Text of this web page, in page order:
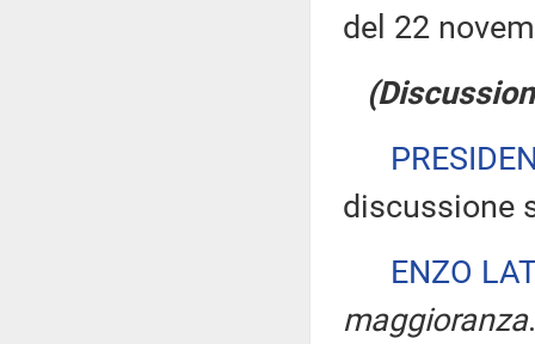
del 22
discussione
ENZO
maggioranza